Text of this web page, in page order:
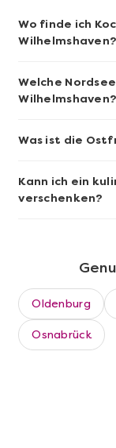
Die
Wo finde ich
Wilhelmshaven?
Welche
Wilhelmshaven?
Was ist die
Kann ich ein
verschenken?
Oldenburg
Osnabrück